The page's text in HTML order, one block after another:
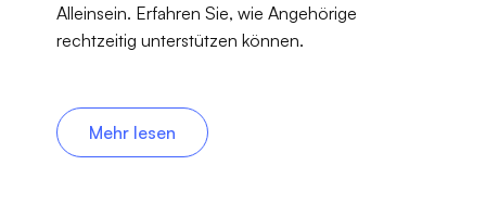
Alleinsein. Erfahren Sie, wie Angehörige
rechtzeitig unterstützen können.
Mehr lesen